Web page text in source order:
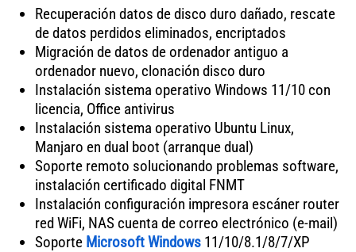
Recuperación datos de disco duro dañado, rescate
de datos perdidos eliminados, encriptados
Migración de datos de ordenador antiguo a
ordenador nuevo, clonación disco duro
Instalación sistema operativo Windows 11/10 con
licencia, Office antivirus
Instalación sistema operativo Ubuntu Linux,
Manjaro en dual boot (arranque dual)
Soporte remoto solucionando problemas software,
instalación certificado digital FNMT
Instalación configuración impresora escáner router
red WiFi, NAS cuenta de correo electrónico (e-mail)
Soporte Microsoft Windows11/10/8.1/8/7/XP